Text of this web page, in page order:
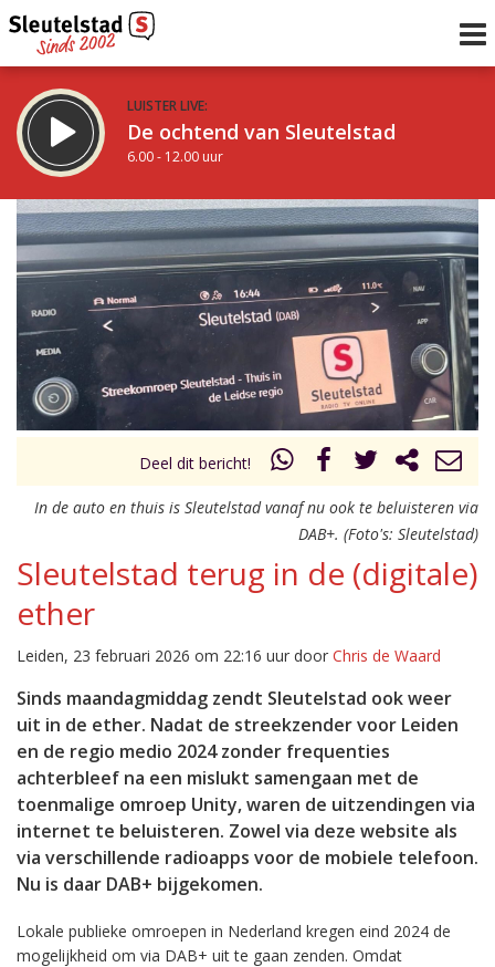
LUISTER LIVE:
De ochtend van Sleutelstad
6.00 - 12.00 uur
STRAKS:
De middag van Sleutelstad
12.00 - 17.00 uur
Vorig uur
uur 1 van 0 Volgend uur
Deel dit bericht!
In de auto en thuis is Sleutelstad vanaf nu ook te beluisteren via
DAB+. (Foto's: Sleutelstad)
Sleutelstad terug in de (digitale)
ether
Leiden, 23 februari 2026 om 22:16 uur door Chris de Waard
Sinds maandagmiddag zendt Sleutelstad ook weer
uit in de ether. Nadat de streekzender voor Leiden
en de regio medio 2024 zonder frequenties
achterbleef na een mislukt samengaan met de
toenmalige omroep Unity, waren de uitzendingen via
internet te beluisteren. Zowel via deze website als
via verschillende radioapps voor de mobiele telefoon.
Nu is daar DAB+ bijgekomen.
Lokale publieke omroepen in Nederland kregen eind 2024 de
mogelijkheid om via DAB+ uit te gaan zenden. Omdat